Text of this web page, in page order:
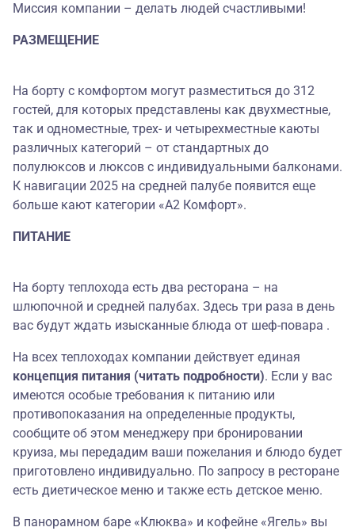
Миссия компании – делать людей счастливыми!
РАЗМЕЩЕНИЕ
На борту с комфортом могут разместиться до 312
гостей, для которых представлены как двухместные,
так и одноместные, трех- и четырехместные каюты
различных категорий – от стандартных до
полулюксов и люксов с индивидуальными балконами.
К навигации 2025 на средней палубе появится еще
больше кают категории «А2 Комфорт».
ПИТАНИЕ
На борту теплохода есть два ресторана – на
шлюпочной и средней палубах. Здесь три раза в день
вас будут ждать изысканные блюда от шеф-повара .
На всех теплоходах компании действует единая
концепция питания (читать подробности). Если у вас
имеются особые требования к питанию или
противопоказания на определенные продукты,
сообщите об этом менеджеру при бронировании
круиза, мы передадим ваши пожелания и блюдо будет
приготовлено индивидуально. По запросу в ресторане
есть диетическое меню и также есть детское меню.
В панорамном баре «Клюква» и кофейне «Ягель» вы